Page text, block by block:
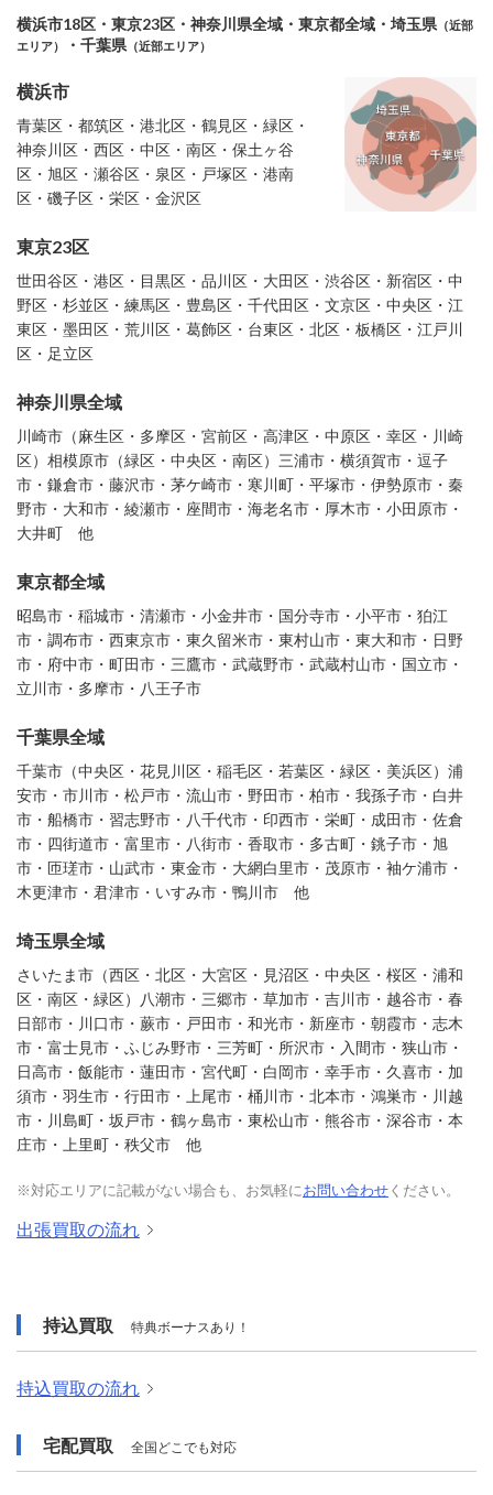
横浜市18区・東京23区・神奈川県全域・東京都全域・埼玉県 （近部
エリア）
・千葉県 （近部エリア）
横浜市
青葉区・都筑区・港北区・鶴見区・緑区・
神奈川区・西区・中区・南区・保土ヶ谷
区・旭区・瀬谷区・泉区・戸塚区・港南
区・磯子区・栄区・金沢区
東京23区
世田谷区・港区・目黒区・品川区・大田区・渋谷区・新宿区・中
野区・杉並区・練馬区・豊島区・千代田区・文京区・中央区・江
東区・墨田区・荒川区・葛飾区・台東区・北区・板橋区・江戸川
区・足立区
神奈川県全域
川崎市（麻生区・多摩区・宮前区・高津区・中原区・幸区・川崎
区）相模原市（緑区・中央区・南区）三浦市・横須賀市・逗子
市・鎌倉市・藤沢市・茅ケ崎市・寒川町・平塚市・伊勢原市・秦
野市・大和市・綾瀬市・座間市・海老名市・厚木市・小田原市・
大井町 他
東京都全域
昭島市・稲城市・清瀬市・小金井市・国分寺市・小平市・狛江
市・調布市・西東京市・東久留米市・東村山市・東大和市・日野
市・府中市・町田市・三鷹市・武蔵野市・武蔵村山市・国立市・
立川市・多摩市・八王子市
千葉県全域
千葉市（中央区・花見川区・稲毛区・若葉区・緑区・美浜区）浦
安市・市川市・松戸市・流山市・野田市・柏市・我孫子市・白井
市・船橋市・習志野市・八千代市・印西市・栄町・成田市・佐倉
市・四街道市・富里市・八街市・香取市・多古町・銚子市・旭
市・匝瑳市・山武市・東金市・大網白里市・茂原市・袖ケ浦市・
木更津市・君津市・いすみ市・鴨川市 他
埼玉県全域
さいたま市（西区・北区・大宮区・見沼区・中央区・桜区・浦和
区・南区・緑区）八潮市・三郷市・草加市・吉川市・越谷市・春
日部市・川口市・蕨市・戸田市・和光市・新座市・朝霞市・志木
市・富士見市・ふじみ野市・三芳町・所沢市・入間市・狭山市・
日高市・飯能市・蓮田市・宮代町・白岡市・幸手市・久喜市・加
須市・羽生市・行田市・上尾市・桶川市・北本市・鴻巣市・川越
市・川島町・坂戸市・鶴ヶ島市・東松山市・熊谷市・深谷市・本
庄市・上里町・秩父市 他
※対応エリアに記載がない場合も、お気軽にお問い合わせください。
出張買取の流れ
持込買取 特典ボーナスあり！
持込買取の流れ
宅配買取 全国どこでも対応